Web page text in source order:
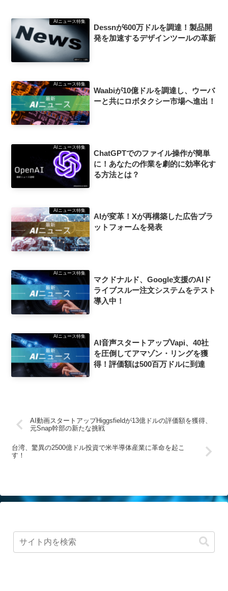
AIニュース特集
Dessnが600万ドルを調達！製品開
発を加速するデザインツールの革新
AIニュース特集
Waabiが10億ドルを調達し、ウーバ
ーと共にロボタクシー市場へ進出！
AIニュース特集
ChatGPTでのファイル操作が簡単
に！あなたの作業を劇的に効率化す
る方法とは？
AIニュース特集
AIが変革！Xが再構築した広告プラ
ットフォームを発表
AIニュース特集
マクドナルド、Google支援のAIド
ライブスルー注文システムをテスト
導入中！
AIニュース特集
AI音声スタートアップVapi、40社
を圧倒してアマゾン・リングを獲
得！評価額は500百万ドルに到達
AI動画スタートアップHiggsfieldが13億ドルの評価額を獲得、
元Snap幹部の新たな挑戦
台湾、驚異の2500億ドル投資で米半導体産業に革命を起こ
す！